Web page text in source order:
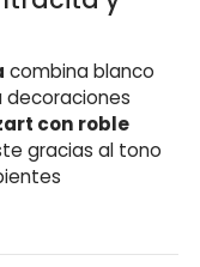
combina blanco
decoraciones
con roble
gracias al tono